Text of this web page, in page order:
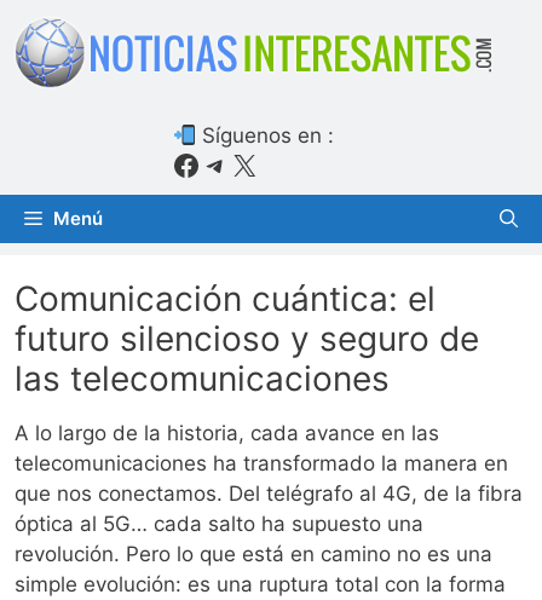
Saltar
contenido
Síguenos en :
Facebook
Telegram
X
Menú
Comunicación cuántica: el
futuro silencioso y seguro de
las telecomunicaciones
A lo largo de la historia, cada avance en las
telecomunicaciones ha transformado la manera en
que nos conectamos. Del telégrafo al 4G, de la fibra
óptica al 5G… cada salto ha supuesto una
revolución. Pero lo que está en camino no es una
simple evolución: es una ruptura total con la forma